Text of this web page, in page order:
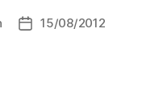
Data15/08/2012